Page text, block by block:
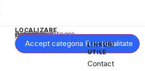
LOCALIZARE
Acest conținut este blocat până când acceptați categoria corespunzătoare de cookie-uri.
Accept categoria Funcționalitate
LINKURI
UTILE
Contact